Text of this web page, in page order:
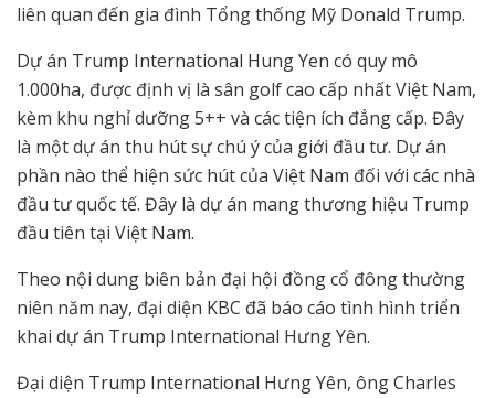
liên quan đến gia đình Tổng thống Mỹ Donald Trump.
Dự án Trump International Hung Yen có quy mô
1.000ha, được định vị là sân golf cao cấp nhất Việt Nam,
kèm khu nghỉ dưỡng 5++ và các tiện ích đẳng cấp. Đây
là một dự án thu hút sự chú ý của giới đầu tư. Dự án
phần nào thể hiện sức hút của Việt Nam đối với các nhà
đầu tư quốc tế. Đây là dự án mang thương hiệu Trump
đầu tiên tại Việt Nam.
Theo nội dung biên bản đại hội đồng cổ đông thường
niên năm nay, đại diện KBC đã báo cáo tình hình triển
khai dự án Trump International Hưng Yên.
Đại diện Trump International Hưng Yên, ông Charles